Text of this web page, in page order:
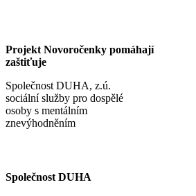
Projekt Novoročenky pomáhají
zaštiťuje
Společnost DUHA, z.ú.
sociální služby pro dospělé
osoby s mentálním
znevýhodněním
Společnost DUHA